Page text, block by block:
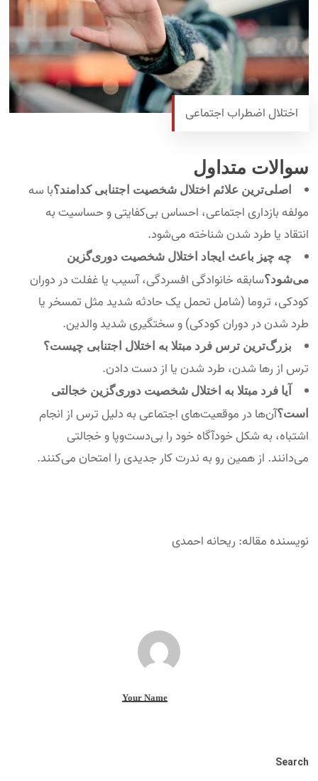
اختلال اضطراب اجتماعی
سوالات متداول
اصلی‌ترین علائم اختلال شخصیت اجتنابی کدامند؟با سه
مولفه بازداری اجتماعی، احساس بی‌کفایتی و حساسیت به
انتقاد یا طرد شدن شناخته می‌شود.
چه چیز باعث ایجاد اختلال شخصیت دوری‌گزین
می‌شود؟سابقه خانوادگی افسردگی، آسیب یا غفلت در دوران
کودکی، تروما (شامل تحمل یک حادثه شدید مثل تمسخر یا
طرد شدن در دوران کودکی) و سختگیری شدید والدین.
بزرگ‌ترین ترس فرد مبتلا به اختلال اجتنابی چیست؟
ترس از رها شدن، طرد شدن یا از دست دادن.
آیا فرد مبتلا به اختلال شخصیت دوری‌گزین خجالتی
است؟آن‌ها در موقعیت‌های اجتماعی به دلیل ترس از انجام
اشتباه، به شکل خودآگاه خود را بی‌دست‌وپا و خجالتی
می‌دانند. از همین رو به ندرت کار جدیدی را امتحان می‌کنند.
نویسنده مقاله: ریحانه احمدی
Your Name
Search